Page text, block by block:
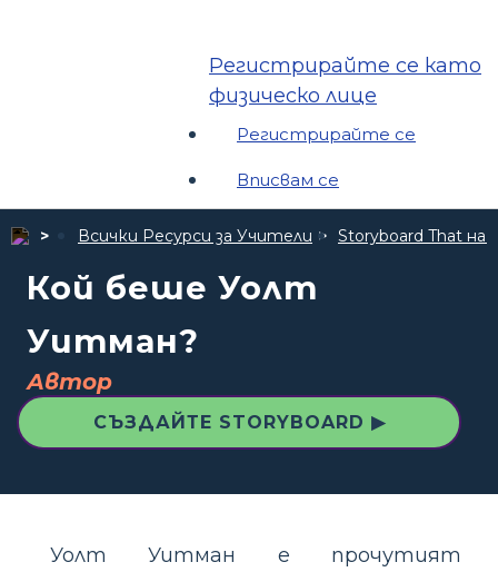
Регистрирайте се като
физическо лице
Регистрирайте се
Вписвам се
Всички Ресурси за Учители Storyboard That
Кой беше Уолт
Уитман?
Автор
СЪЗДАЙТЕ STORYBOARD ▶
Уолт Уитман е прочутият